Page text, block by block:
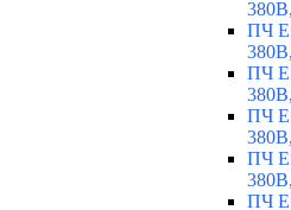
ПЧ
ПЧ
ПЧ
ПЧ
ПЧ